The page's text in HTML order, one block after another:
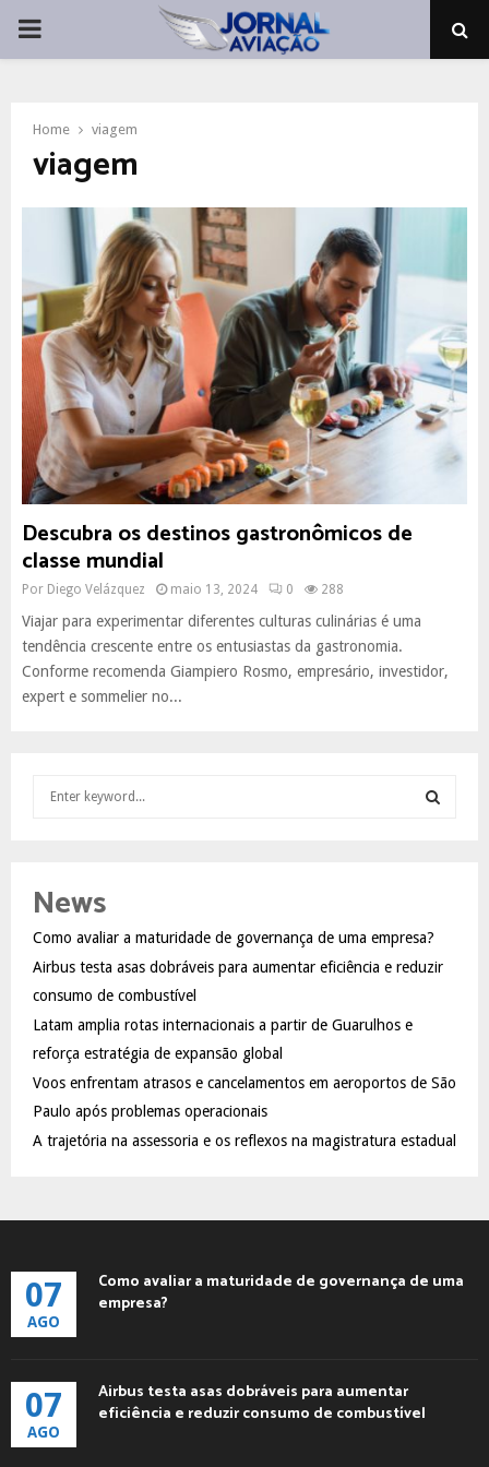
PRIMARY
Home viagem
viagem
Descubra os destinos gastronômicos de
classe mundial
Por Diego Velázquez maio 13, 2024 0 288
Viajar para experimentar diferentes culturas culinárias é uma
tendência crescente entre os entusiastas da gastronomia.
Conforme recomenda Giampiero Rosmo, empresário, investidor,
expert e sommelier no...
h
o
r
:
R
News
Como avaliar a maturidade de governança de uma empresa?
Airbus testa asas dobráveis para aumentar eficiência e reduzir
consumo de combustível
Latam amplia rotas internacionais a partir de Guarulhos e
reforça estratégia de expansão global
Voos enfrentam atrasos e cancelamentos em aeroportos de São
Paulo após problemas operacionais
A trajetória na assessoria e os reflexos na magistratura estadual
07
AGO
Como avaliar a maturidade de governança de uma
empresa?
07
AGO
Airbus testa asas dobráveis para aumentar
eficiência e reduzir consumo de combustível